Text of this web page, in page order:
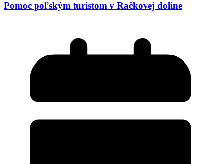
Pomoc poľským turistom v Račkovej doline